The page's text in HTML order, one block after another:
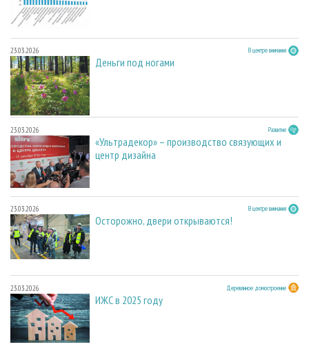
23.03.2026 В центре внимания
Деньги под ногами
23.03.2026 Развитие
«Ультрадекор» – производство связующих и
центр дизайна
23.03.2026 В центре внимания
Осторожно, двери открываются!
23.03.2026 Деревянное домостроение
ИЖС в 2025 году